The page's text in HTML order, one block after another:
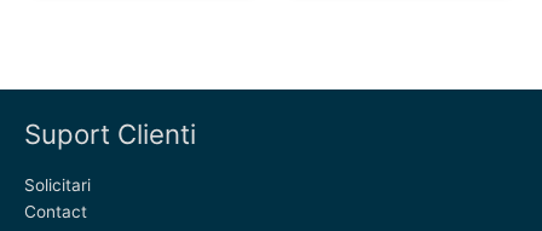
Suport Clienti
Solicitari
Contact